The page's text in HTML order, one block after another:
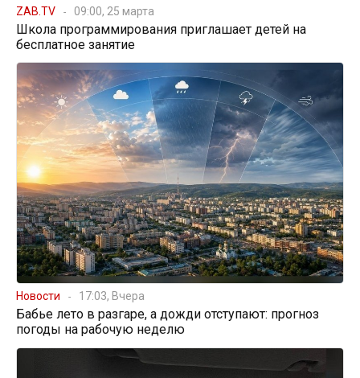
ZAB.TV 09:00, 25 марта
Школа программирования приглашает детей на
бесплатное занятие
Новости 17:03, Вчера
Бабье лето в разгаре, а дожди отступают: прогноз
погоды на рабочую неделю